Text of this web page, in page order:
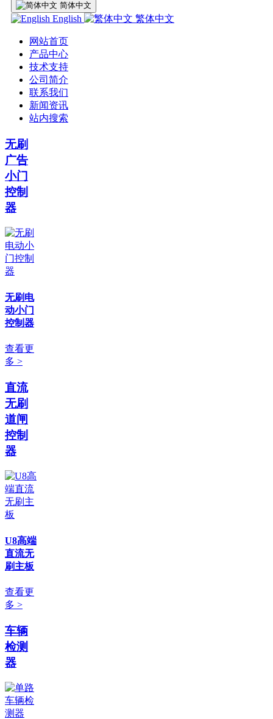
简体中文
English 繁体中文
网站首页
产品中心
技术支持
公司简介
联系我们
新闻资讯
站内搜索
无刷
广告
小门
控制
器
无刷电
动小门
控制器
查看更
多 >
直流
无刷
道闸
控制
器
U8高端
直流无
刷主板
查看更
多 >
车辆
检测
器